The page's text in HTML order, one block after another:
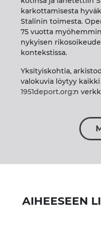
karkottamisesta
Stalinin toimesta.
75 vuotta
nykyisen
kontekstissa.
Yksityiskohtia,
valokuvia löytyy
1951deport.org:n
AIHEESEEN